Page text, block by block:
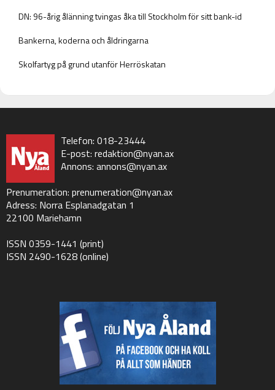
DN: 96-årig ålänning tvingas åka till Stockholm för sitt bank-id
Bankerna, koderna och åldringarna
Skolfartyg på grund utanför Herröskatan
Telefon: 018-23444
E-post: redaktion@nyan.ax
Annons: annons@nyan.ax
Prenumeration: prenumeration@nyan.ax
Adress: Norra Esplanadgatan 1
22100 Mariehamn
ISSN 0359-1441 (print)
ISSN 2490-1628 (online)